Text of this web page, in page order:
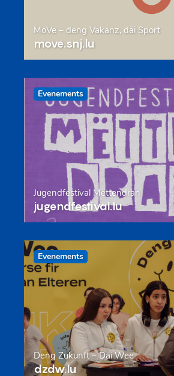
MoVe – deng Vakanz, däi Sport
move.snj.lu
Evenements
Jugendfestival Mëttendran
jugendfestival.lu
Evenements
Deng Zukunft – Däi Wee
dzdw.lu